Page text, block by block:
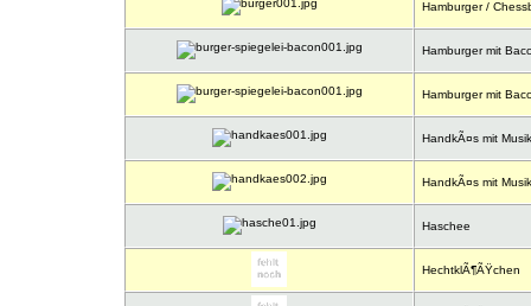
Hamburger /
Hamburger mit
Hamburger mit
HandkÃ¤s mit Musik
HandkÃ¤s mit
Haschee
HechtklÃ¶ÃŸchen